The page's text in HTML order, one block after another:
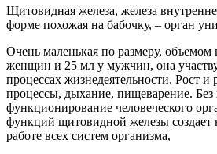
Щитовидная железа, железа
форме похожая на бабочку, – орган
Очень маленькая по размеру, объемом
женщин и 25 мл у мужчин, она
процессах жизнедеятельности. Рост и
процессы, дыхание, пищеварение.
функционирование человеческого
функций щитовидной железы создает
работе всех систем организма,